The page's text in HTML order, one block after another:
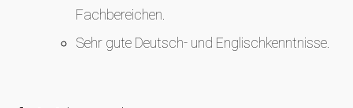
Fachbereichen.
Sehr gute Deutsch- und Englischkenntnisse.